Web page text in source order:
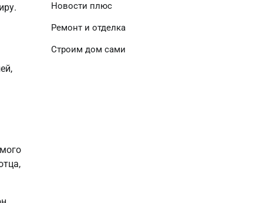
Новости плюс
Ремонт и отделка
Строим дом сами